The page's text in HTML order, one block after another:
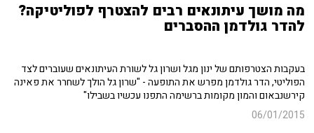
מה מושך עיתונאים רבים להצטרף לפוליטיקה?
להדר גולדמן ההסברים
בעקבות הצטרפותם של ינון מגל ושרון גל לשורת העיתונאים שעוברים לצד
הפוליטי, הדר גולדמן מפרש את התופעה - "שרון גל הולך לשחרר את פאינה
קירשנבאום והמון מקומות ברשימה התפנו עכשיו בשבילו"
06/01/2015